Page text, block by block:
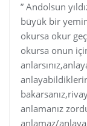
” Andolsun
büyük bir
okursa okur
okursa onun
anlamanız
anlamaz/